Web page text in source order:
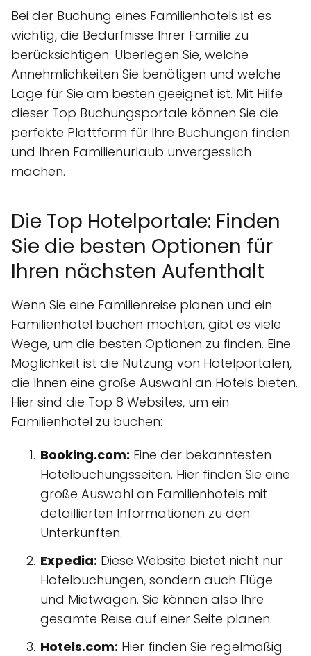
Bei der Buchung eines Familienhotels ist es
wichtig, die Bedürfnisse Ihrer Familie zu
berücksichtigen. Überlegen Sie, welche
Annehmlichkeiten Sie benötigen und welche
Lage für Sie am besten geeignet ist. Mit Hilfe
dieser Top Buchungsportale können Sie die
perfekte Plattform für Ihre Buchungen finden
und Ihren Familienurlaub unvergesslich
machen.
Die Top Hotelportale: Finden
Sie die besten Optionen für
Ihren nächsten Aufenthalt
Wenn Sie eine Familienreise planen und ein
Familienhotel buchen möchten, gibt es viele
Wege, um die besten Optionen zu finden. Eine
Möglichkeit ist die Nutzung von Hotelportalen,
die Ihnen eine große Auswahl an Hotels bieten.
Hier sind die Top 8 Websites, um ein
Familienhotel zu buchen:
Booking.com: Eine der bekanntesten
Hotelbuchungsseiten. Hier finden Sie eine
große Auswahl an Familienhotels mit
detaillierten Informationen zu den
Unterkünften.
Expedia: Diese Website bietet nicht nur
Hotelbuchungen, sondern auch Flüge
und Mietwagen. Sie können also Ihre
gesamte Reise auf einer Seite planen.
Hotels.com: Hier finden Sie regelmäßig